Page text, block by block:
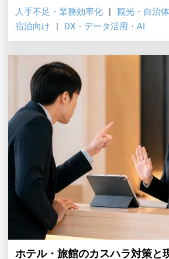
備と会計連携による自動仕訳が鍵とな
精算機まで含めたホテルシステム基盤
人手不足・業務効率化
観光・自治
宿泊向け
DX・データ活用・AI
ホテル・旅館のカスハラ対策と